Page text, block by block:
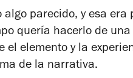
parecido, y esa
quería hacerlo de
el elemento y la
de la narrativa.